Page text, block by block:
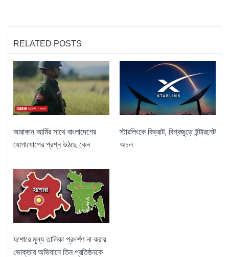
RELATED POSTS
আরাকান আর্মির সাথে বাংলাদেশের
যোগাযোগের প্রশ্ন উঠছে কেন
স্টারলিংকে বিভ্রাট, বিশ্বজুড়ে ইন্টারনেট
অচল
যশোরে মূল্য তালিকা প্রদর্শণ না করায়
ভোক্তার অভিযানে তিন প্রতিষ্ঠনকে